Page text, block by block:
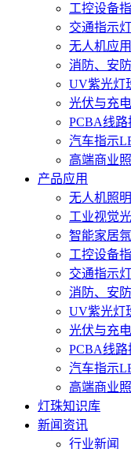
工控设备
交通指示
无人机应
消防、安
UV紫光灯
光伏与充
PCBA线路
汽车指示
高端商业
产品应用
无人机照明
工业视觉
智能家居
工控设备
交通指示灯
消防、安
UV紫光灯
光伏与充
PCBA线路
汽车指示
高端商业
灯珠知识库
新闻资讯
行业新闻